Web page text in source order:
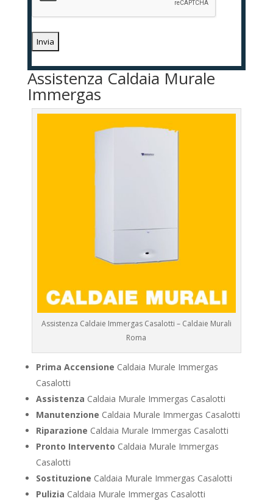
Assistenza Caldaia Murale
Immergas
Assistenza Caldaie Immergas Casalotti – Caldaie Murali
Roma
Prima Accensione Caldaia Murale Immergas
Casalotti
Assistenza Caldaia Murale Immergas Casalotti
Manutenzione Caldaia Murale Immergas Casalotti
Riparazione Caldaia Murale Immergas Casalotti
Pronto Intervento Caldaia Murale Immergas
Casalotti
Sostituzione Caldaia Murale Immergas Casalotti
Pulizia Caldaia Murale Immergas Casalotti